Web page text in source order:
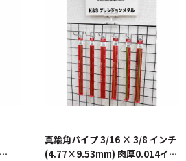
真鍮角パイプ 3/16 × 3/8 インチ
(4.77×9.53mm) 肉厚0.014イン